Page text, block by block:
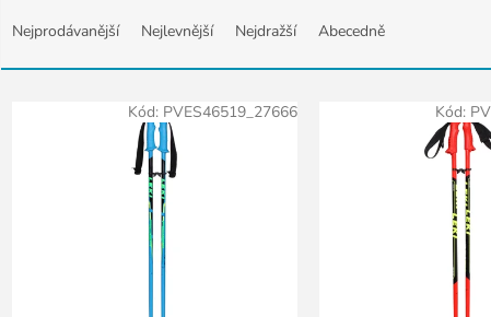
e
Nejprodávanější Nejlevnější Nejdražší Abecedně
Kód: PVES46519_27666 Kód: